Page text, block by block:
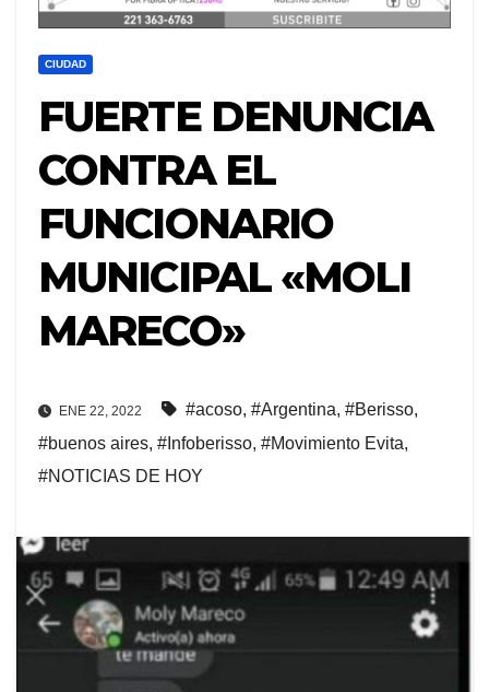
CIUDAD
FUERTE DENUNCIA
CONTRA EL
FUNCIONARIO
MUNICIPAL «MOLI
MARECO»
ENE 22, 2022 #acoso, #Argentina, #Berisso,
#buenos aires, #Infoberisso, #Movimiento Evita,
#NOTICIAS DE HOY